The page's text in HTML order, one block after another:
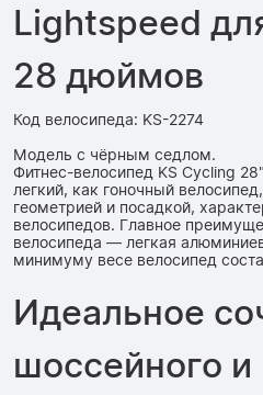
Lightspeed
28 дюймов
Код велосипеда: KS-2274
Модель с чёрным седлом.
Фитнес-велосипед KS Cycling
легкий, как гоночный
геометрией и посадкой,
велосипедов. Главное
велосипеда — легкая
минимуму весе велосипед
Идеальное
шоссейного и